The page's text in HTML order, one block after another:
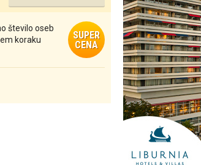
število oseb
koraku
SUPER
CENA